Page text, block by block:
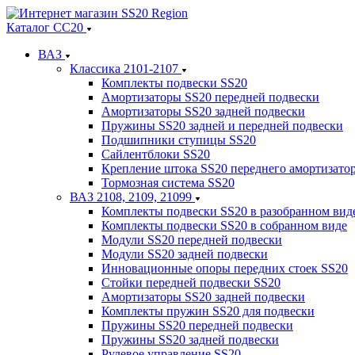
Каталог СС20
ВАЗ
Классика 2101-2107
Комплекты подвески SS20
Амортизаторы SS20 передней подвески
Амортизаторы SS20 задней подвески
Пружины SS20 задней и передней подвески
Подшипники ступицы SS20
Сайлентблоки SS20
Крепление штока SS20 переднего
Тормозная система SS20
ВАЗ 2108, 2109, 21099
Комплекты подвески SS20 в разобранном
Комплекты подвески SS20 в собранном виде
Модули SS20 передней подвески
Модули SS20 задней подвески
Инновационные опоры передних стоек SS20
Стойки передней подвески SS20
Амортизаторы SS20 задней подвески
Комплекты пружин SS20 для подвески
Пружины SS20 передней подвески
Пружины SS20 задней подвески